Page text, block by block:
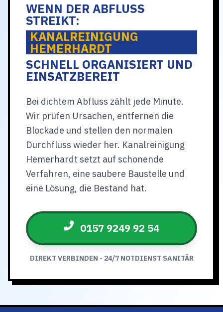
WENN DER ABFLUSS
STREIKT:
KANALREINIGUNG
HEMERHARDT
SCHNELL ORGANISIERT UND
EINSATZBEREIT
Bei dichtem Abfluss zählt jede Minute.
Wir prüfen Ursachen, entfernen die
Blockade und stellen den normalen
Durchfluss wieder her. Kanalreinigung
Hemerhardt setzt auf schonende
Verfahren, eine saubere Baustelle und
eine Lösung, die Bestand hat.
0157 9249 92 54
DIREKT VERBINDEN - 24/7 NOTDIENST SANITÄR